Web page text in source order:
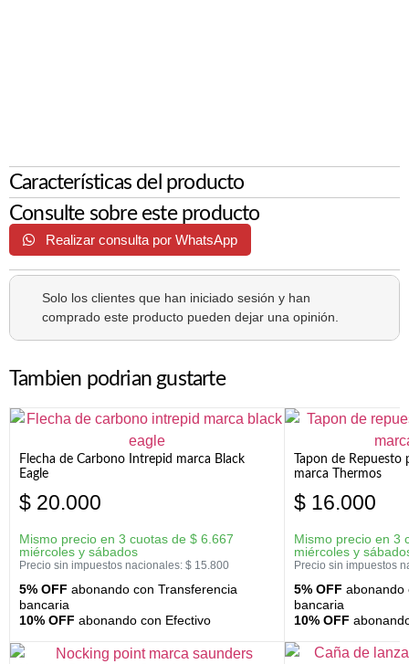
Características del producto
Consulte sobre este producto
Realizar consulta por WhatsApp
Solo los clientes que han iniciado sesión y han
comprado este producto pueden dejar una opinión.
Tambien podrian gustarte
Flecha de Carbono Intrepid marca Black
Eagle
$ 20.000
Mismo precio en 3 cuotas de $ 6.667
miércoles y sábados
Precio sin impuestos nacionales: $ 15.800
5% OFF abonando con Transferencia
bancaria
10% OFF abonando con Efectivo
Tapon de Repuesto
marca Thermos
$ 16.000
Mismo precio en 3
miércoles y
Precio sin impuestos
5% OFF abonando
bancaria
10% OFF